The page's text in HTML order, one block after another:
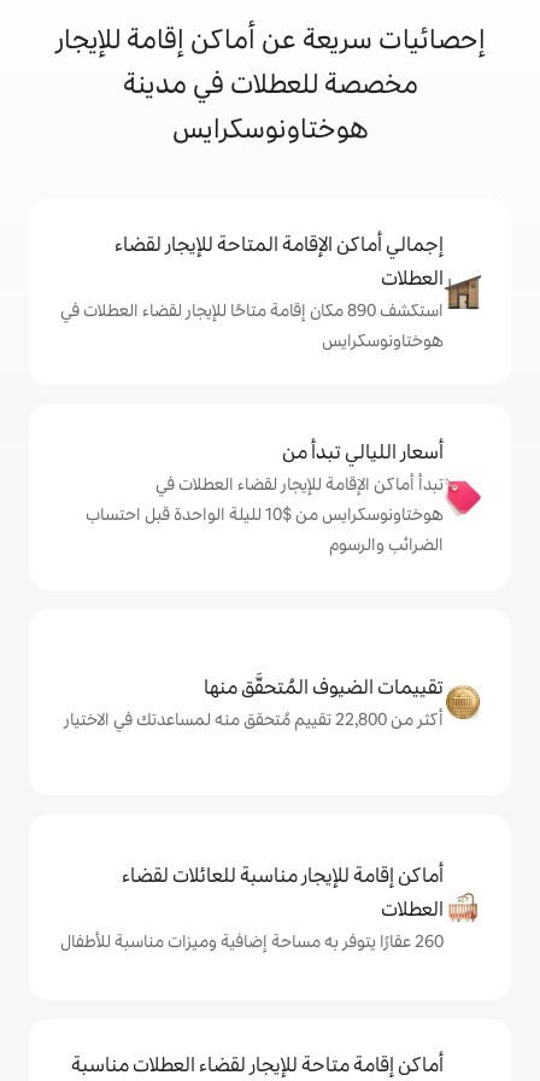
عن أماكن إقامة للإيجار
في مدينة
المتاحة للإيجار لقضاء
890 مكان إقامة متاحًا للإيجار لقضاء العطلات في
للإيجار لقضاء العطلات في
هوختاونوسكرايس من $‏10 لليلة الواحدة قبل احتساب
المُتحقَّق منها
مناسبة للعائلات لقضاء
للإيجار لقضاء العطلات مناسبة